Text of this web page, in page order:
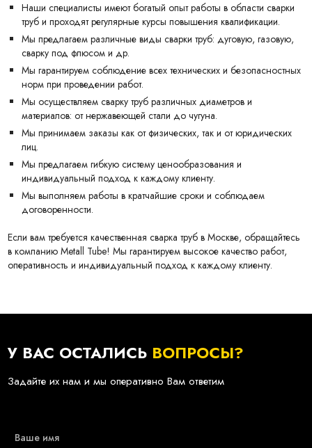
Наши специалисты имеют богатый опыт работы в области сварки
труб и проходят регулярные курсы повышения квалификации.
Мы предлагаем различные виды сварки труб: дуговую, газовую,
сварку под флюсом и др.
Мы гарантируем соблюдение всех технических и безопасностных
норм при проведении работ.
Мы осуществляем сварку труб различных диаметров и
материалов: от нержавеющей стали до чугуна.
Мы принимаем заказы как от физических, так и от юридических
лиц.
Мы предлагаем гибкую систему ценообразования и
индивидуальный подход к каждому клиенту.
Мы выполняем работы в кратчайшие сроки и соблюдаем
договоренности.
Если вам требуется качественная сварка труб в Москве, обращайтесь
в компанию Metall Tube! Мы гарантируем высокое качество работ,
оперативность и индивидуальный подход к каждому клиенту.
У ВАС ОСТАЛИСЬ ВОПРОСЫ?
Задайте их нам и мы оперативно Вам ответим